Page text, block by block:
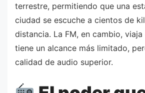
terrestre, permitiendo que una
ciudad se escuche a cientos de
distancia. La FM, en cambio,
tiene un alcance más limitado,
calidad de audio superior.